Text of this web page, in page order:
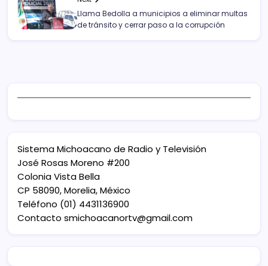
Llama Bedolla a municipios a eliminar multas
de tránsito y cerrar paso a la corrupción
Sistema Michoacano de Radio y Televisión
José Rosas Moreno #200
Colonia Vista Bella
CP 58090, Morelia, México
Teléfono (01) 4431136900
Contacto smichoacanortv@gmail.com